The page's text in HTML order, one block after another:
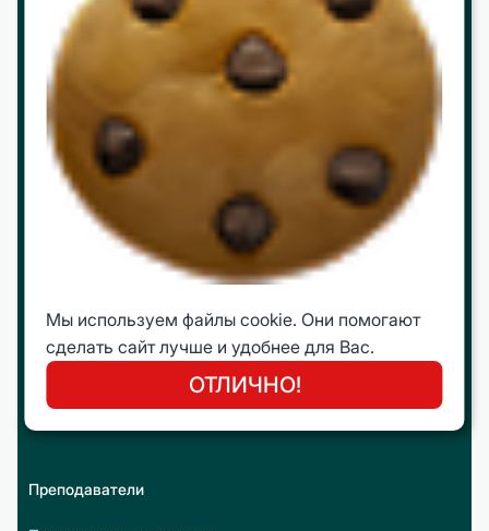
Реквизиты и контакты
Партнерство
Работа в ЦБО
Программы
Интеллектуальные путешествия
Молодежная Бизнес Лига (МБЛ)
Онлайн курсы
Преподаватели
Мы используем файлы cookie. Они помогают
сделать сайт лучше и удобнее для Вас.
ОТЛИЧНО!